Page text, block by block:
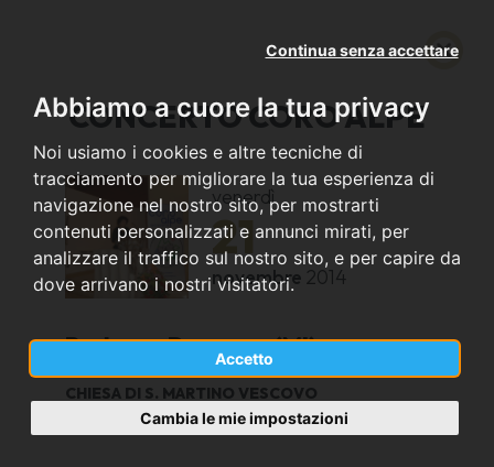
Abbiamo a cuore la tua privacy
Noi usiamo i cookies e altre tecniche di
tracciamento per migliorare la tua esperienza di
navigazione nel nostro sito, per mostrarti
contenuti personalizzati e annunci mirati, per
analizzare il traffico sul nostro sito, e per capire da
dove arrivano i nostri visitatori.
Accetto
Continua senza accettare
Cambia le mie impostazioni
CONCERTO CORO ALPE
venerdì
21
novembre 2014
Paderno Dugnano (MI)
CHIESA DI S. MARTINO VESCOVO